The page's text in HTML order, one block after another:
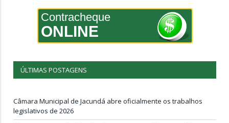
Contracheque
ONLINE
ÚLTIMAS POSTAGENS
Câmara Municipal de Jacundá abre oficialmente os trabalhos
legislativos de 2026